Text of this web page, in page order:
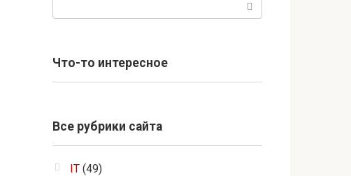
Что-то интересное
Все рубрики сайта
IT (49)